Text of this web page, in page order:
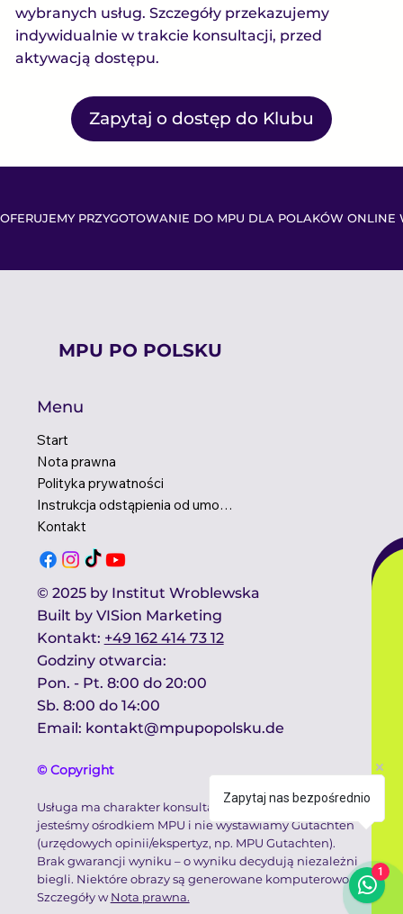
wybranych usług. Szczegóły przekazujemy
indywidualnie w trakcie konsultacji, przed
aktywacją dostępu.
Zapytaj o dostęp do Klubu
OFERUJEMY PRZYGOTOWANIE DO MPU DLA POLAKÓW ONLINE
Menu
Start
Nota prawna
Polityka prywatności
Instrukcja odstąpienia od umowy
Kontakt
© 2025 by Institut Wroblewska
Built by VISion Marketing
Kontakt​: +49 162 414 73 12
Godziny otwarcia:​
Pon. - Pt. 8:00 do 20:00
Sb. 8:00 do 14:00 ​
Email: kontakt@mpupopolsku.de
Usługa ma charakter konsultacyjno-informacyjny. Nie
jesteśmy ośrodkiem MPU i nie wystawiamy Gutachten
(urzędowych opinii/ekspertyz, np. MPU Gutachten).
Brak gwarancji wyniku – o wyniku decydują niezależni
biegli. Niektóre obrazy są generowane komputerowo.
Szczegóły wNota prawna.
© Copyright
MPU PO POLSKU
Zapytaj nas bezpośrednio
1